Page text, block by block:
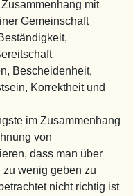
mit
Gemeinschaft
Bescheidenheit,
Korrektheit und
im Zusammenhang
von
dass man über
wenig geben zu
nicht richtig ist